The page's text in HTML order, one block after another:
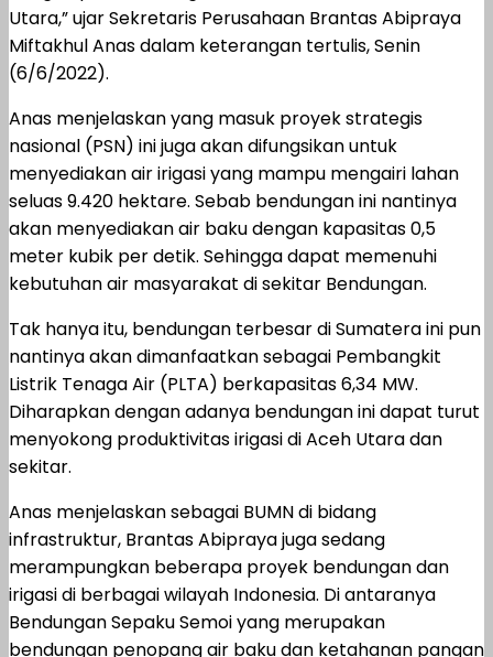
Utara,” ujar Sekretaris Perusahaan Brantas Abipraya
Miftakhul Anas dalam keterangan tertulis, Senin
(6/6/2022).
Anas menjelaskan yang masuk proyek strategis
nasional (PSN) ini juga akan difungsikan untuk
menyediakan air irigasi yang mampu mengairi lahan
seluas 9.420 hektare. Sebab bendungan ini nantinya
akan menyediakan air baku dengan kapasitas 0,5
meter kubik per detik. Sehingga dapat memenuhi
kebutuhan air masyarakat di sekitar Bendungan.
Tak hanya itu, bendungan terbesar di Sumatera ini pun
nantinya akan dimanfaatkan sebagai Pembangkit
Listrik Tenaga Air (PLTA) berkapasitas 6,34 MW.
Diharapkan dengan adanya bendungan ini dapat turut
menyokong produktivitas irigasi di Aceh Utara dan
sekitar.
Anas menjelaskan sebagai BUMN di bidang
infrastruktur, Brantas Abipraya juga sedang
merampungkan beberapa proyek bendungan dan
irigasi di berbagai wilayah Indonesia. Di antaranya
Bendungan Sepaku Semoi yang merupakan
bendungan penopang air baku dan ketahanan pangan